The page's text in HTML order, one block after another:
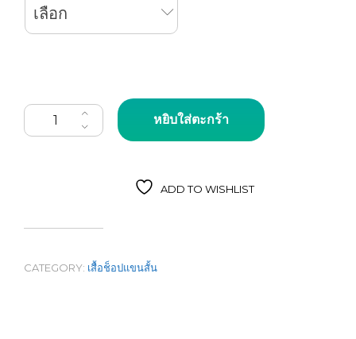
เลือก
จำนวน เสื้อช็อปแขนสั้นแบบกระดุมสีกรม #53021 ชิ้น
หยิบใส่ตะกร้า
ADD TO WISHLIST
CATEGORY: เสื้อช็อปแขนสั้น